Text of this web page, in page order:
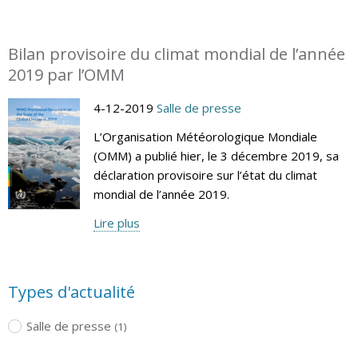
Bilan provisoire du climat mondial de l’année
2019 par l’OMM
4-12-2019 Salle de presse
L’Organisation Météorologique Mondiale
(OMM) a publié hier, le 3 décembre 2019, sa
déclaration provisoire sur l’état du climat
mondial de l’année 2019.
Lire plus
Types d'actualité
Salle de presse (1)